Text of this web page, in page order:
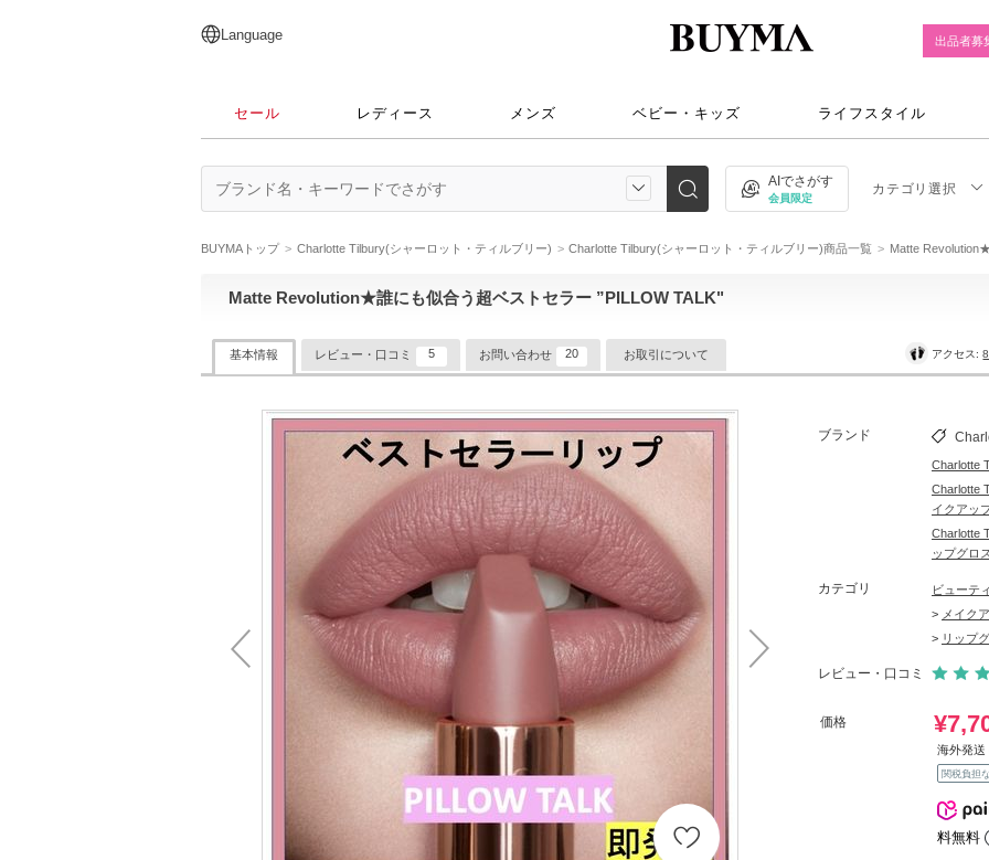
日本語
English
简体中文
繁體中文
Language 出品者募
セール レディース メンズ ベビー・キッズ ライフスタイル
AIでさがす
会員限定
カテゴリ選択
BUYMAトップ Charlotte Tilbury(シャーロット・ティルブリー) Charlotte Tilbury(シャーロット・ティルブリー)商品一覧 Matte
Matte Revolution★誰にも似合う超ベストセラー ”PILLOW TALK"
基本情報 レビュー・口コミ 5 お問い合わせ 20 お取引について アクセス:
ブランド
Charlotte
Charlotte
イクアッ
Charlotte
ップグロ
カテゴリ
ビューテ
> メイク
> リップ
レビュー・口コミ
価格
海外発送
関税負担な
料無料